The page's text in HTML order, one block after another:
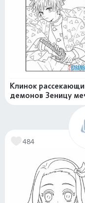
Клинок
демонов Зеницу
484